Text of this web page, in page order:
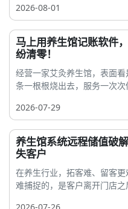
2026-08-01
马上用养生馆记账软件
纷清零！
经营一家艾灸养生馆，表面
条一根根烧出去，服务一次
2026-07-29
养生馆系统远程储值破
失客户
在养生行业，拓客难、留客
难捕捉的，是客户离开门店
2026-07-26